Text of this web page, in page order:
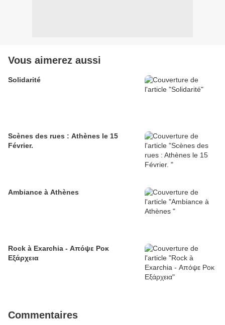
Vous aimerez aussi
Solidarité
Scènes des rues : Athènes le 15
Février.
Ambiance à Athènes
Rock à Exarchia - Απόψε Ροκ
Εξάρχεια
Commentaires